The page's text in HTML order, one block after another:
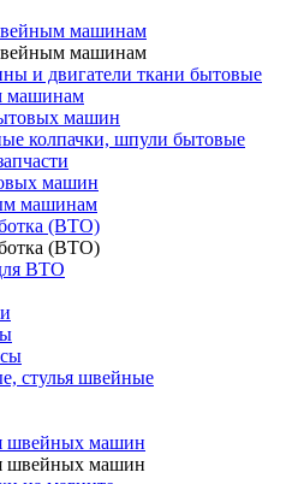
машинам
машинам
и двигатели ткани бытовые
машинам
машин
колпачки, шпули бытовые
машин
машинам
(ВТО)
(ВТО)
ВТО
стулья швейные
швейных машин
швейных машин